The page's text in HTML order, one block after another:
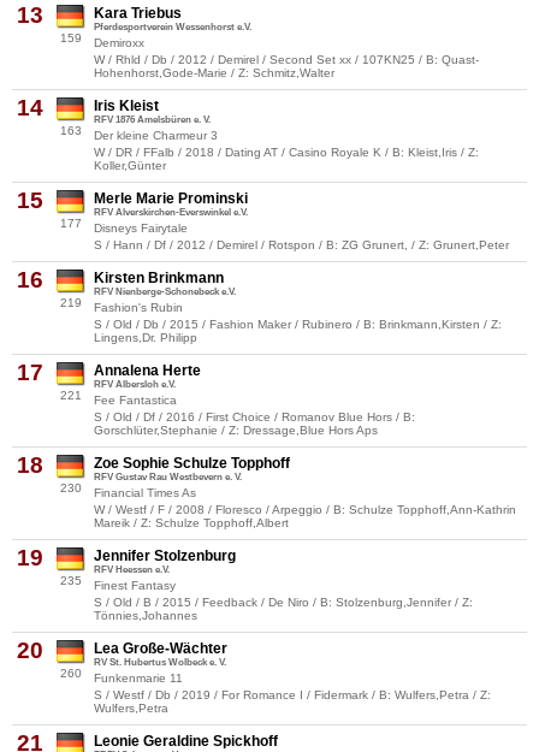
13
159
Kara Triebus
Pferdesportverein Wessenhorst e.V.
Demiroxx
W / Rhld / Db / 2012 / Demirel / Second Set xx / 107KN25 / B: Quast-
Hohenhorst,Gode-Marie / Z: Schmitz,Walter
14
163
Iris Kleist
RFV 1876 Amelsbüren e. V.
Der kleine Charmeur 3
W / DR / FFalb / 2018 / Dating AT / Casino Royale K / B: Kleist,Iris / Z:
Koller,Günter
15
177
Merle Marie Prominski
RFV Alverskirchen-Everswinkel e.V.
Disneys Fairytale
S / Hann / Df / 2012 / Demirel / Rotspon / B: ZG Grunert, / Z: Grunert,Peter
16
219
Kirsten Brinkmann
RFV Nienberge-Schonebeck e.V.
Fashion's Rubin
S / Old / Db / 2015 / Fashion Maker / Rubinero / B: Brinkmann,Kirsten / Z:
Lingens,Dr. Philipp
17
221
Annalena Herte
RFV Albersloh e.V.
Fee Fantastica
S / Old / Df / 2016 / First Choice / Romanov Blue Hors / B:
Gorschlüter,Stephanie / Z: Dressage,Blue Hors Aps
18
230
Zoe Sophie Schulze Topphoff
RFV Gustav Rau Westbevern e. V.
Financial Times As
W / Westf / F / 2008 / Floresco / Arpeggio / B: Schulze Topphoff,Ann-Kathrin
Mareik / Z: Schulze Topphoff,Albert
19
235
Jennifer Stolzenburg
RFV Heessen e.V.
Finest Fantasy
S / Old / B / 2015 / Feedback / De Niro / B: Stolzenburg,Jennifer / Z:
Tönnies,Johannes
20
260
Lea Große-Wächter
RV St. Hubertus Wolbeck e. V.
Funkenmarie 11
S / Westf / Db / 2019 / For Romance I / Fidermark / B: Wulfers,Petra / Z:
Wulfers,Petra
21 Leonie Geraldine Spickhoff